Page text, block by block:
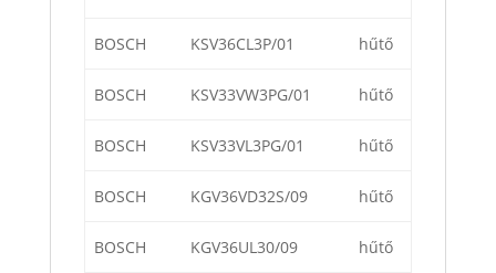
BOSCH KSV36CL3P/01 hűtő
BOSCH KSV33VW3PG/01 hűtő
BOSCH KSV33VL3PG/01 hűtő
BOSCH KGV36VD32S/09 hűtő
BOSCH KGV36UL30/09 hűtő